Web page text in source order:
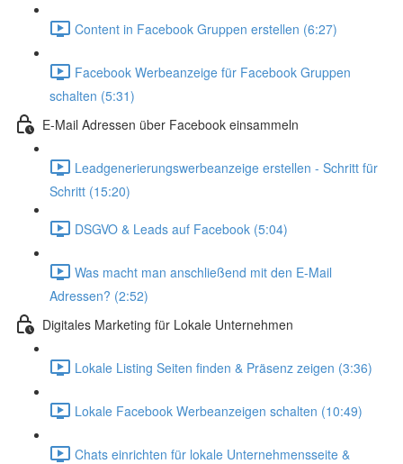
Content in Facebook Gruppen erstellen (6:27)
Facebook Werbeanzeige für Facebook Gruppen
schalten (5:31)
E-Mail Adressen über Facebook einsammeln
Leadgenerierungswerbeanzeige erstellen - Schritt für
Schritt (15:20)
DSGVO & Leads auf Facebook (5:04)
Was macht man anschließend mit den E-Mail
Adressen? (2:52)
Digitales Marketing für Lokale Unternehmen
Lokale Listing Seiten finden & Präsenz zeigen (3:36)
Lokale Facebook Werbeanzeigen schalten (10:49)
Chats einrichten für lokale Unternehmensseite &